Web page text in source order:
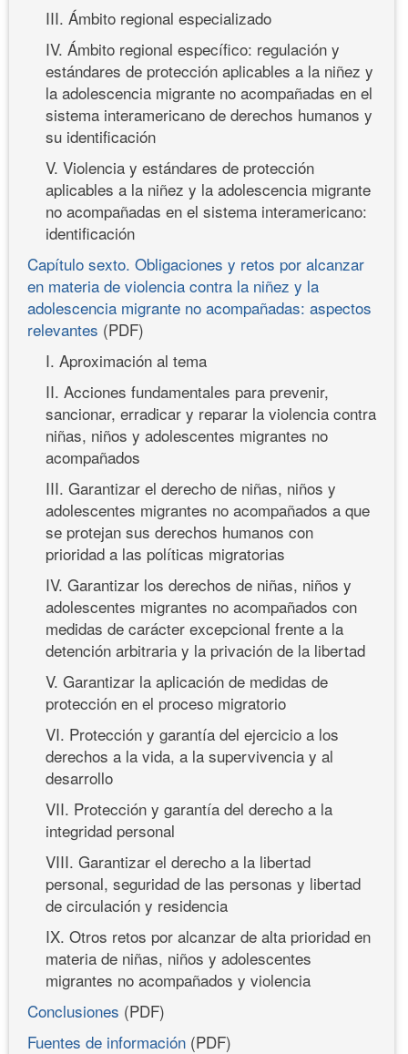
III. Ámbito regional especializado
IV. Ámbito regional específico: regulación y
estándares de protección aplicables a la niñez y
la adolescencia migrante no acompañadas en el
sistema interamericano de derechos humanos y
su identificación
V. Violencia y estándares de protección
aplicables a la niñez y la adolescencia migrante
no acompañadas en el sistema interamericano:
identificación
Capítulo sexto. Obligaciones y retos por alcanzar
en materia de violencia contra la niñez y la
adolescencia migrante no acompañadas: aspectos
relevantes (PDF)
I. Aproximación al tema
II. Acciones fundamentales para prevenir,
sancionar, erradicar y reparar la violencia contra
niñas, niños y adolescentes migrantes no
acompañados
III. Garantizar el derecho de niñas, niños y
adolescentes migrantes no acompañados a que
se protejan sus derechos humanos con
prioridad a las políticas migratorias
IV. Garantizar los derechos de niñas, niños y
adolescentes migrantes no acompañados con
medidas de carácter excepcional frente a la
detención arbitraria y la privación de la libertad
V. Garantizar la aplicación de medidas de
protección en el proceso migratorio
VI. Protección y garantía del ejercicio a los
derechos a la vida, a la supervivencia y al
desarrollo
VII. Protección y garantía del derecho a la
integridad personal
VIII. Garantizar el derecho a la libertad
personal, seguridad de las personas y libertad
de circulación y residencia
IX. Otros retos por alcanzar de alta prioridad en
materia de niñas, niños y adolescentes
migrantes no acompañados y violencia
Conclusiones (PDF)
Fuentes de información (PDF)